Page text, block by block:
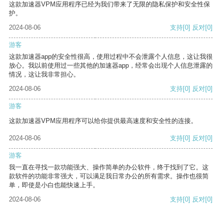
这款加速器VPM应用程序已经为我们带来了无限的隐私保护和安全性保
护。
2024-08-06
支持[0] 反对[0]
游客
这款加速器app的安全性很高，使用过程中不会泄露个人信息，这让我很
放心。我以前使用过一些其他的加速器app，经常会出现个人信息泄露的
情况，这让我非常担心。
2024-08-06
支持[0] 反对[0]
游客
这款加速器VPM应用程序可以给你提供最高速度和安全性的连接。
2024-08-06 支持[0] 反对[0]
游客
我一直在寻找一款功能强大、操作简单的办公软件，终于找到了它。这
款软件的功能非常强大，可以满足我日常办公的所有需求。操作也很简
单，即使是小白也能快速上手。
2024-08-06
支持[0] 反对[0]